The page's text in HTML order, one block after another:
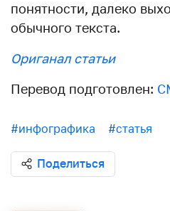
понятности, далеко
обычного текста.
Ориганал статьи
Перевод подготовлен:
#инфографика #статья
Поделиться